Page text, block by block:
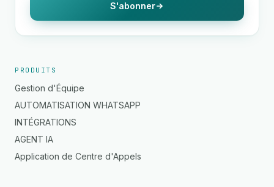
S'abonner
PRODUITS
Gestion d'Équipe
AUTOMATISATION WHATSAPP
INTÉGRATIONS
AGENT IA
Application de Centre d'Appels